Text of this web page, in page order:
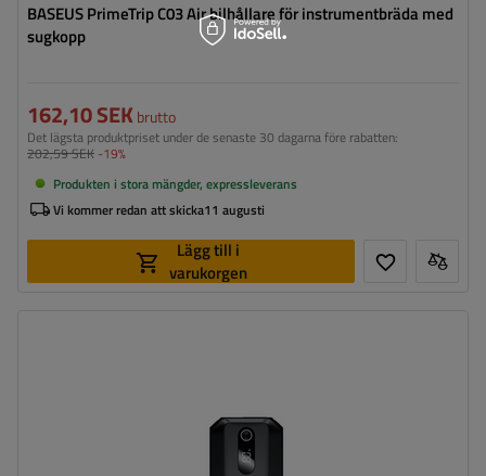
BASEUS PrimeTrip C03 Air bilhållare för instrumentbräda med
sugkopp
162,10 SEKbrutto
Det lägsta produktpriset under de senaste 30 dagarna före rabatten:
202,59 SEK -19%
Produkten i stora mängder, expressleverans
Vi kommer redan att skicka11 augusti
Lägg till i
varukorgen